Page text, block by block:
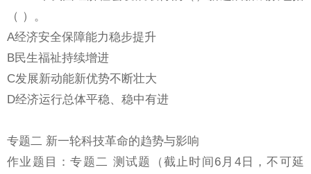
（ ）。
A经济安全保障能力稳步提升
B民生福祉持续增进
C发展新动能新优势不断壮大
D经济运行总体平稳、稳中有进
专题二 新一轮科技革命的趋势与影响
作业题目：专题二 测试题（截止时间6月4日，不可延